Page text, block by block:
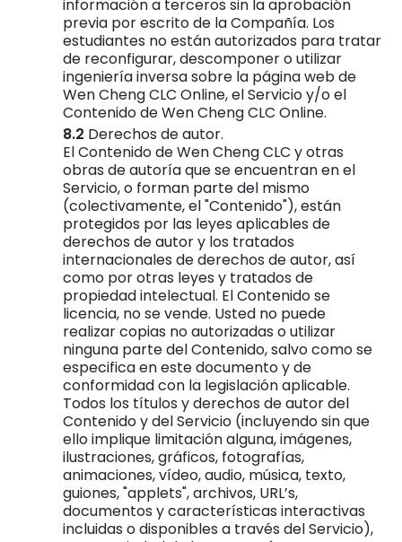
información a terceros sin la aprobación
previa por escrito de la Compañía. Los
estudiantes no están autorizados para tratar
de reconfigurar, descomponer o utilizar
ingeniería inversa sobre la página web de
Wen Cheng CLC Online, el Servicio y/o el
Contenido de Wen Cheng CLC Online.
Derechos de autor.
El Contenido de Wen Cheng CLC y otras
obras de autoría que se encuentran en el
Servicio, o forman parte del mismo
(colectivamente, el "Contenido"), están
protegidos por las leyes aplicables de
derechos de autor y los tratados
internacionales de derechos de autor, así
como por otras leyes y tratados de
propiedad intelectual. El Contenido se
licencia, no se vende. Usted no puede
realizar copias no autorizadas o utilizar
ninguna parte del Contenido, salvo como se
especifica en este documento y de
conformidad con la legislación aplicable.
Todos los títulos y derechos de autor del
Contenido y del Servicio (incluyendo sin que
ello implique limitación alguna, imágenes,
ilustraciones, gráficos, fotografías,
animaciones, vídeo, audio, música, texto,
guiones, "applets", archivos, URL’s,
documentos y características interactivas
incluidas o disponibles a través del Servicio),